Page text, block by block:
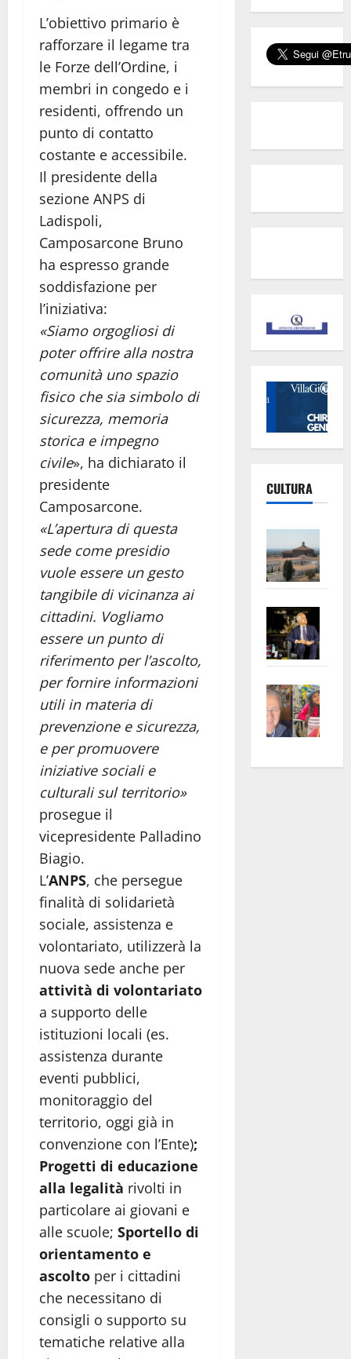
L’obiettivo primario è
rafforzare il legame tra
le Forze dell’Ordine, i
membri in congedo e i
residenti, offrendo un
punto di contatto
costante e accessibile.
Il presidente della
sezione ANPS di
Ladispoli,
Camposarcone Bruno
ha espresso grande
soddisfazione per
l’iniziativa:
«Siamo orgogliosi di
poter offrire alla nostra
comunità uno spazio
fisico che sia simbolo di
sicurezza, memoria
storica e impegno
civile», ha dichiarato il
presidente
Camposarcone.
«L’apertura di questa
sede come presidio
vuole essere un gesto
tangibile di vicinanza ai
cittadini. Vogliamo
essere un punto di
riferimento per l’ascolto,
per fornire informazioni
utili in materia di
prevenzione e sicurezza,
e per promuovere
iniziative sociali e
culturali sul territorio»
prosegue il
vicepresidente Palladino
Biagio.
L’ANPS, che persegue
finalità di solidarietà
sociale, assistenza e
volontariato, utilizzerà la
nuova sede anche per
attività di volontariato
a supporto delle
istituzioni locali (es.
assistenza durante
eventi pubblici,
monitoraggio del
territorio, oggi già in
convenzione con l’Ente);
Progetti di educazione
alla legalità rivolti in
particolare ai giovani e
alle scuole; Sportello di
orientamento e
ascolto per i cittadini
che necessitano di
consigli o supporto su
tematiche relative alla
CULTURA
euro
apre